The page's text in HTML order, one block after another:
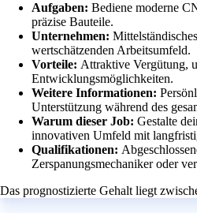
Aufgaben: Bediene moderne
präzise Bauteile.
Unternehmen:
wertschätzenden Arbeitsumfeld.
Vorteile: Attraktive Vergütung,
Entwicklungsmöglichkeiten.
Weitere Informationen:
Unterstützung während des
Warum dieser Job: Gestalte
innovativen Umfeld mit
Qualifikationen:
Zerspanungsmechaniker oder
Das prognostizierte Gehalt liegt